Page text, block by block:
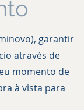
garantir
através de
momento de
à vista para